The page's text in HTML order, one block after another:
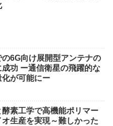
6G向け展開型アンテナの
功 ー通信衛星の飛躍的な
が可能にー
素工学で高機能ポリマー
オ生産を実現～難しかった